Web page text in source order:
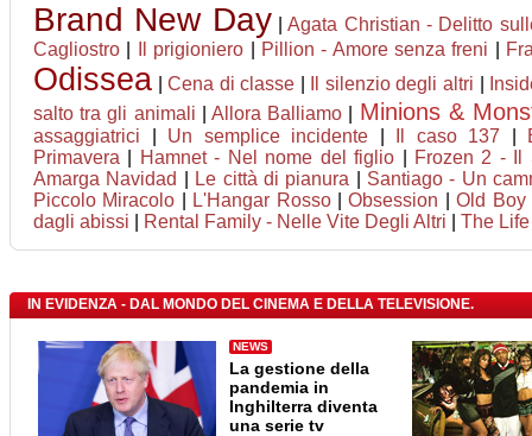
Brand New Day |Agata Christian - Delitto
Cagliostro
Il prigioniero Pillion - Amore senza freni
Odissea |Cena di classe Il silenzio degli altri
salto tra gli animali
Allora Balliamo Minions &
assaggiatrici Un semplice incidente Il caso 137
Primavera
Hamnet - Nel nome del figlio
Frozen 2 - Il
Amarga Navidad
Le città di pianura
Santiago - Un
Piccolo Miracolo
L'Hangar Rosso|Obsession |Old Boy
dagli abissi
Rental Family - Nelle Vite Degli Altri The
IN EVIDENZA - DAL MONDO DEL CINEMA E DELLA TELEVISIONE.
NEWS
La gestione della
pandemia in
Inghilterra diventa
una serie tv